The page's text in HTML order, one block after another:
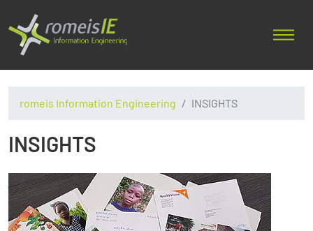
romeis Information Engineering INSIGHTS
INSIGHTS